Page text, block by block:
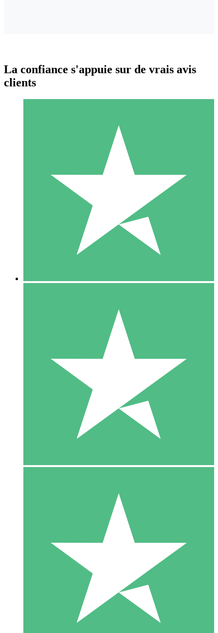
Packs de Crédits Individuels
Payez à l'utilisation avec des crédits de téléchargement. Sans
1 Téléchargement
10 00
10 Téléchargements
20 00
La confiance s'appuie sur de vrais avis
clients